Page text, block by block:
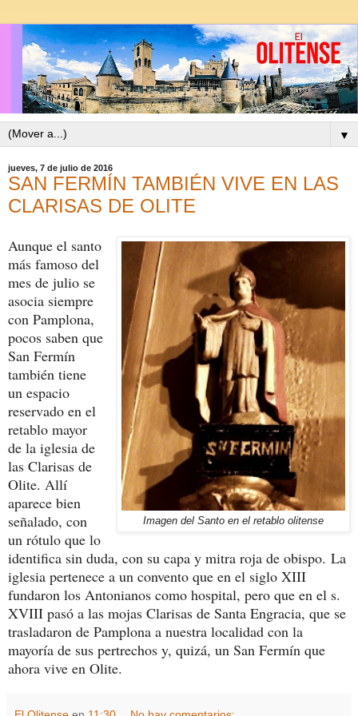
▼
jueves, 7 de julio de 2016
SAN FERMÍN TAMBIÉN VIVE EN LAS
CLARISAS DE OLITE
Imagen del Santo en el retablo olitense
Aunque el santo
más famoso del
mes de julio se
asocia siempre
con Pamplona,
pocos saben que
San Fermín
también tiene
un espacio
reservado en el
retablo mayor
de la iglesia de
las Clarisas de
Olite. Allí
aparece bien
señalado, con
un rótulo que lo
identifica sin duda, con su capa y mitra roja de obispo. La
iglesia pertenece a un convento que en el siglo XIII
fundaron los Antonianos como hospital, pero que en el s.
XVIII pasó a las mojas Clarisas de Santa Engracia, que se
trasladaron de Pamplona a nuestra localidad con la
mayoría de sus pertrechos y, quizá, un San Fermín que
ahora vive en Olite.